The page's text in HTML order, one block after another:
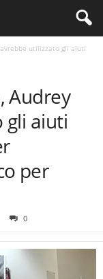
avrebbe utilizzato gli aiuti
Audrey
gli aiuti
per
0